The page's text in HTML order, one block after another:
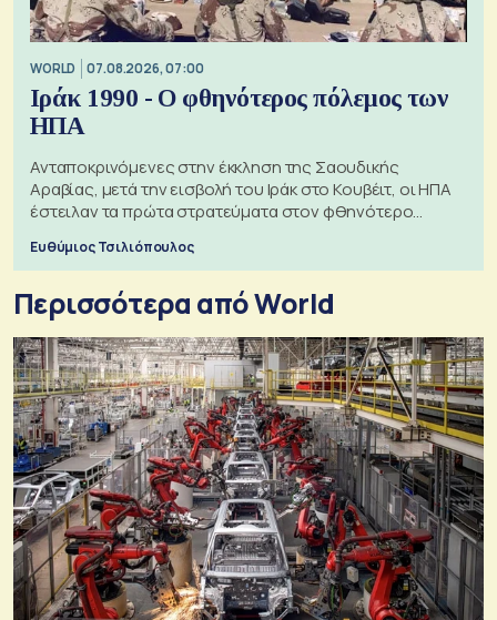
WORLD 07.08.2026, 07:00
Ιράκ 1990 - Ο φθηνότερος πόλεμος των
ΗΠΑ
Ανταποκρινόμενες στην έκκληση της Σαουδικής
Αραβίας, μετά την εισβολή του Ιράκ στο Κουβέιτ, οι ΗΠΑ
έστειλαν τα πρώτα στρατεύματα στον φθηνότερο
Ευθύμιος Τσιλιόπουλος
Περισσότερα από World